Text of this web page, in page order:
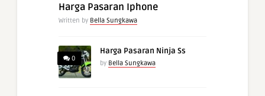
Harga Pasaran Iphone
Written by Bella Sungkawa
0
Harga Pasaran Ninja Ss
by Bella Sungkawa